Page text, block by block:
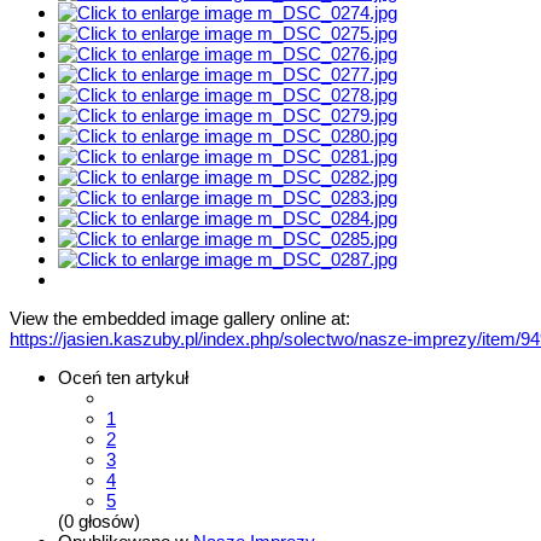
View the embedded image gallery online at:
https://jasien.kaszuby.pl/index.php/solectwo/nasze-imprezy/item/
Oceń ten artykuł
1
2
3
4
5
(0 głosów)